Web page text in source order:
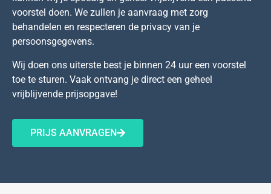
voorstel doen. We zullen je aanvraag met zorg
behandelen en respecteren de privacy van je
persoonsgegevens.
Wij doen ons uiterste best je binnen 24 uur een voorstel
toe te sturen. Vaak ontvang je direct een geheel
vrijblijvende prijsopgave!
PRIJS AANVRAGEN